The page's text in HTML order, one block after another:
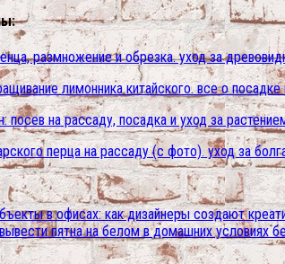
размножение и обрезка. уход за
лимонника китайского. все о
посев на рассаду, посадка и уход за
перца на рассаду (с фото). уход за
в офисах: как дизайнеры создают
пятна на белом в домашних условиях